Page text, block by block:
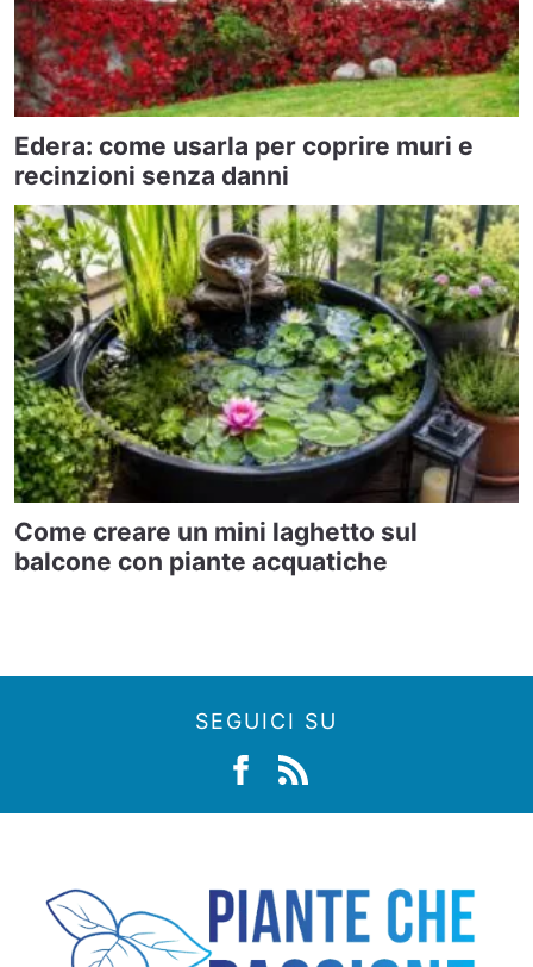
Edera: come usarla per coprire muri e
recinzioni senza danni
Come creare un mini laghetto sul
balcone con piante acquatiche
SEGUICI SU